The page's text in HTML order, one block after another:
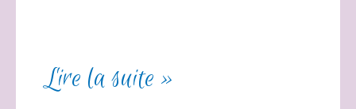
Lire la suite »